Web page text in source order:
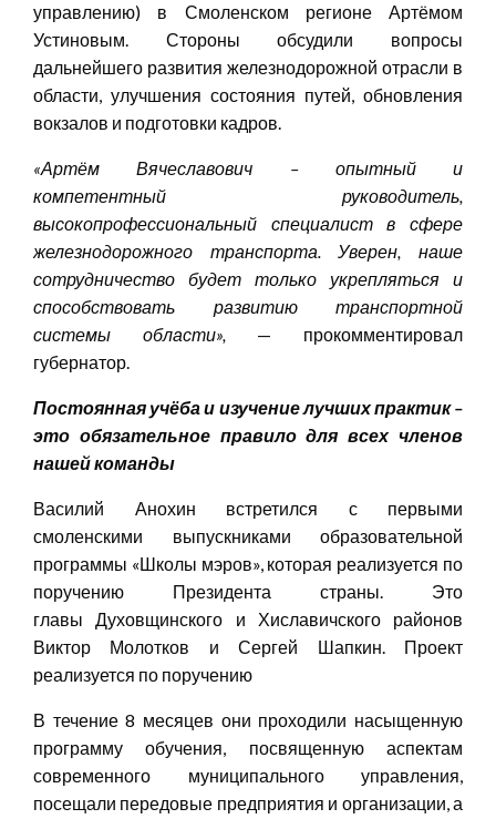
управлению) в Смоленском регионе Артёмом
Устиновым. Стороны обсудили вопросы
дальнейшего развития железнодорожной отрасли в
области, улучшения состояния путей, обновления
вокзалов и подготовки кадров.
«Артём Вячеславович – опытный и
компетентный руководитель,
высокопрофессиональный специалист в сфере
железнодорожного транспорта. Уверен, наше
сотрудничество будет только укрепляться и
способствовать развитию транспортной
системы области», — прокомментировал
губернатор.
Постоянная учёба и изучение лучших практик –
это обязательное правило для всех членов
нашей команды
Василий Анохин встретился с первыми
смоленскими выпускниками образовательной
программы «Школы мэров», которая реализуется по
поручению Президента страны.
Это
главы Духовщинского и Хиславичского районов
Виктор Молотков и Сергей Шапкин. Проект
реализуется по поручению
В течение 8 месяцев они проходили насыщенную
программу обучения, посвященную аспектам
современного муниципального управления,
посещали передовые предприятия и организации, а